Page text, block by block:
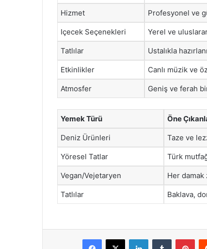
Hizmet Profesyonel ve
Içecek Seçenekleri Yerel ve
Tatlılar Ustalıkla
Etkinlikler Canlı müzik ve
Atmosfer Geniş ve ferah
Yemek Türü Öne
Deniz Ürünleri Taze ve
Yöresel Tatlar Türk
Vegan/Vejetaryen Her
Tatlılar Baklava,
Facebook
X LinkedInTumblr